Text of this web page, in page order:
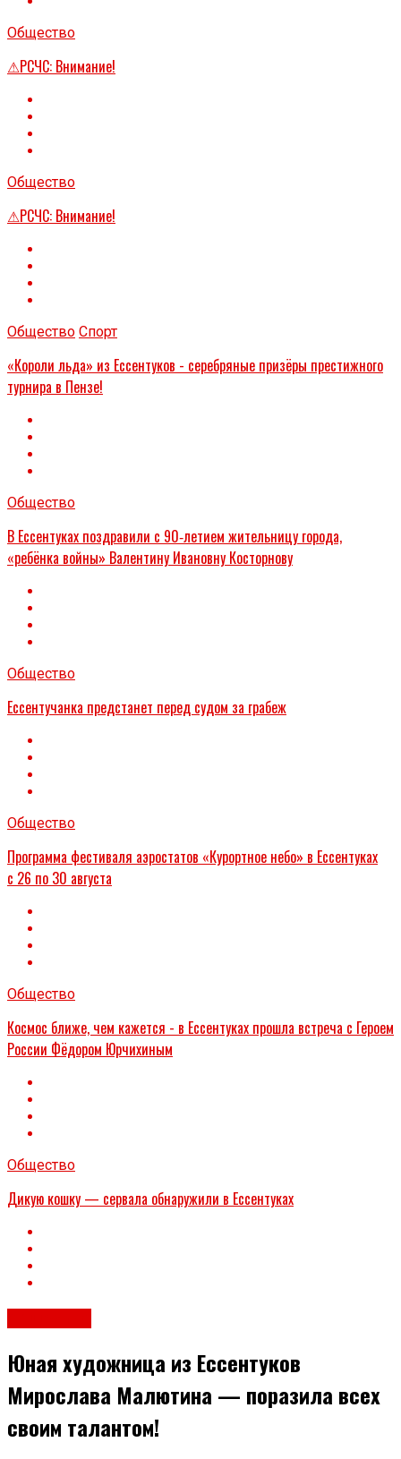
Общество
⚠РСЧС: Внимание!
Общество
⚠РСЧС: Внимание!
Общество Спорт
«Короли льда» из Ессентуков - серебряные призёры престижного
турнира в Пензе!
Общество
В Ессентуках поздравили с 90‑летием жительницу города,
«ребёнка войны» Валентину Ивановну Косторнову
Общество
Ессентучанка предстанет перед судом за грабеж
Общество
Программа фестиваля аэростатов «Курортное небо» в Ессентуках
с 26 по 30 августа
Общество
Космос ближе, чем кажется - в Ессентуках прошла встреча с Героем
России Фёдором Юрчихиным
Общество
Дикую кошку — сервала обнаружили в Ессентуках
Юная художница из Ессентуков
Мирослава Малютина — поразила всех
своим талантом!